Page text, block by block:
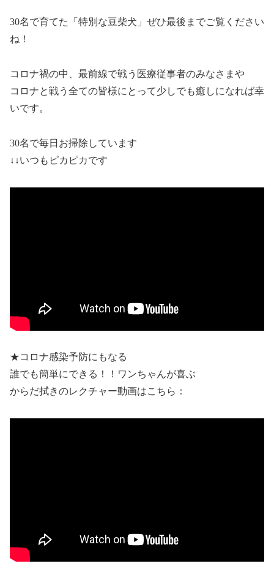
30名で育てた「特別な豆柴犬」ぜひ最後までご覧ください
ね！
コロナ禍の中、最前線で戦う医療従事者のみなさまや
コロナと戦う全ての皆様にとって少しでも癒しになれば幸
いです。
30名で毎日お掃除しています
↓↓いつもピカピカです
★コロナ感染予防にもなる
誰でも簡単にできる！！ワンちゃんが喜ぶ
からだ拭きのレクチャー動画はこちら：